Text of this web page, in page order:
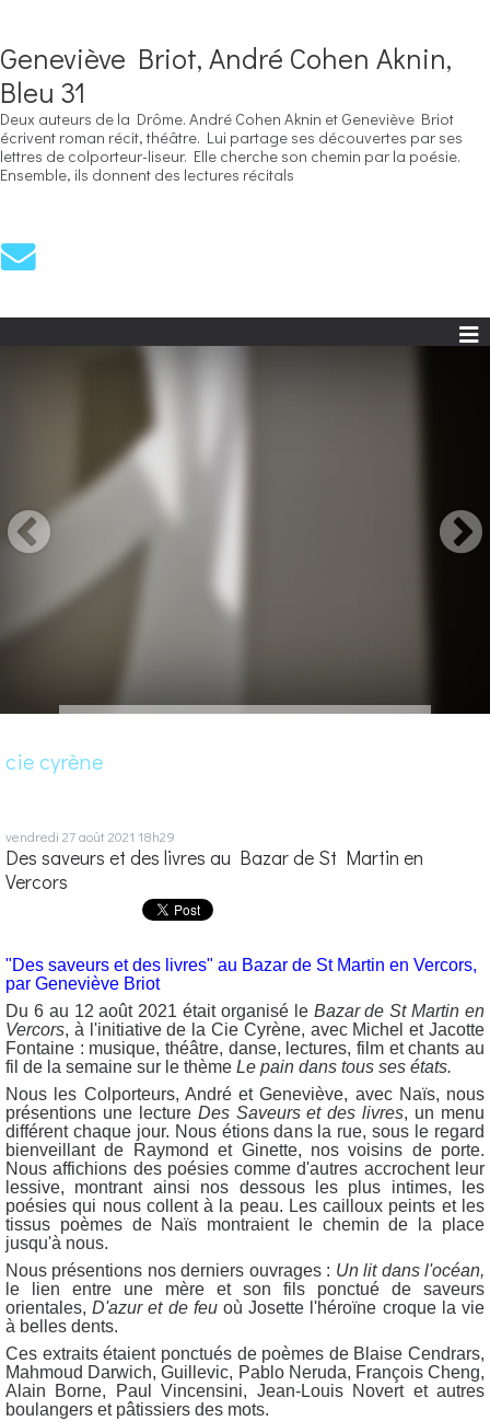
Geneviève Briot, André Cohen Aknin,
Bleu 31
Deux auteurs de la Drôme. André Cohen Aknin et Geneviève Briot
écrivent roman récit, théâtre. Lui partage ses découvertes par ses
lettres de colporteur-liseur. Elle cherche son chemin par la poésie.
Ensemble, ils donnent des lectures récitals
cie cyrène
vendredi 27août 2021 18h29
Des saveurs et des livres au Bazar de St Martin en
Vercors
"Des saveurs et des livres" au Bazar de St Martin en Vercors,
par Geneviève Briot
Du 6 au 12 août 2021 était organisé le Bazar de St Martin en
Vercors, à l'initiative de la Cie Cyrène, avec Michel et Jacotte
Fontaine : musique, théâtre, danse, lectures, film et chants au
fil de la semaine sur le thème Le pain dans tous ses états.
Nous les Colporteurs, André et Geneviève, avec Naïs, nous
présentions une lecture Des Saveurs et des livres, un menu
différent chaque jour. Nous étions dans la rue, sous le regard
bienveillant de Raymond et Ginette, nos voisins de porte.
Nous affichions des poésies comme d'autres accrochent leur
lessive, montrant ainsi nos dessous les plus intimes, les
poésies qui nous collent à la peau. Les cailloux peints et les
tissus poèmes de Naïs montraient le chemin de la place
jusqu'à nous.
Nous présentions nos derniers ouvrages : Un lit dans l'océan,
le lien entre une mère et son fils ponctué de saveurs
orientales,D'azur et de feuoù Josette l'héroïne croque la vie
à belles dents.
Ces extraits étaient ponctués de poèmes de Blaise Cendrars,
Mahmoud Darwich, Guillevic, Pablo Neruda, François Cheng,
Alain Borne, Paul Vincensini, Jean-Louis Novert et autres
boulangers et pâtissiers des mots.